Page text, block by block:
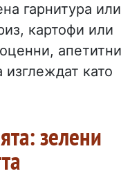
гарнитура или
картофи или
апетитни
изглеждат като
зелени